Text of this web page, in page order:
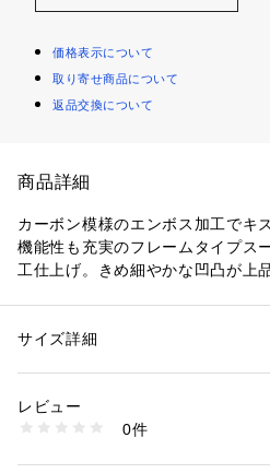
価格表示について
取り寄せ商品について
返品交換について
商品詳細
カーボン模様のエンボス加工でキ
機能性も充実のフレームタイプス
工仕上げ。きめ細やかな凹凸が上
装備したフロントオープン仕様。
性別：レディース
商品番号：
5507-48 （ショップ）
サイズ詳細
レビュー
0件